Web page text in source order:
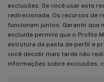
exclusões. Se você usar este
redirecionada. Os recursos de
funcionam juntos. Garantir que
excluída permite que o Profile
estrutura da pasta de perfil e
você decidir mais tarde não
informações sobre exclusões,